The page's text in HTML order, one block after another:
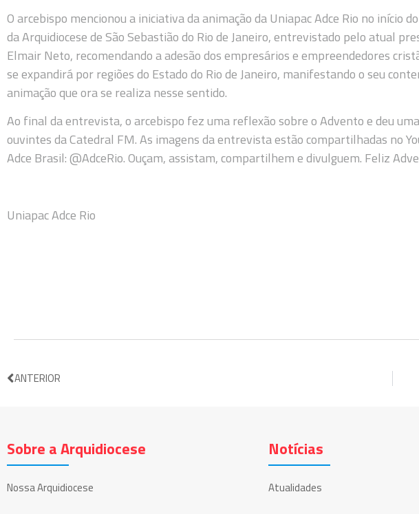
O arcebispo mencionou a iniciativa da animação da Uniapac Adce Rio no início
da Arquidiocese de São Sebastião do Rio de Janeiro, entrevistado pelo atual
Elmair Neto, recomendando a adesão dos empresários e empreendedores
se expandirá por regiões do Estado do Rio de Janeiro, manifestando o seu
animação que ora se realiza nesse sentido.
Ao final da entrevista, o arcebispo fez uma reflexão sobre o Advento e deu
ouvintes da Catedral FM. As imagens da entrevista estão compartilhadas no
Adce Brasil: @AdceRio. Ouçam, assistam, compartilhem e divulguem. Feliz
Uniapac Adce Rio
ANTERIOR
Sobre a Arquidiocese
Nossa Arquidiocese
Notícias
Atualidades